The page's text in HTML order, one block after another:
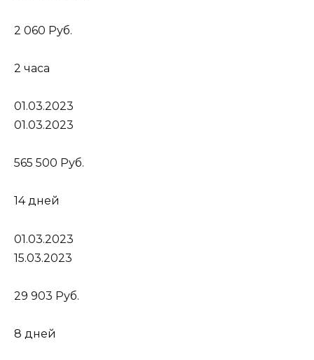
2 060 Руб.
2 часа
01.03.2023
01.03.2023
565 500 Руб.
14 дней
01.03.2023
15.03.2023
29 903 Руб.
8 дней